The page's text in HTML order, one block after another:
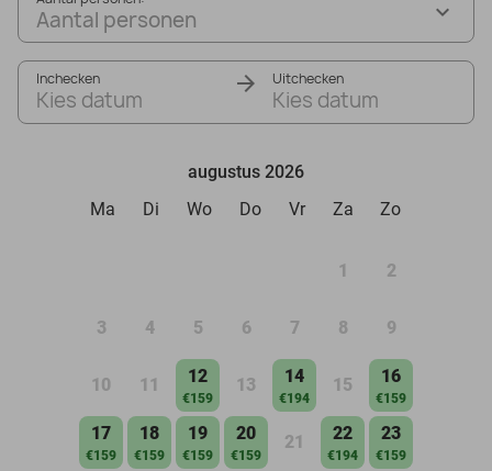
Aantal personen
Inchecken
Kies datum
Uitchecken
Kies datum
augustus 2026
Ma
Di Wo Do Vr Za Zo
1 2
3 4 5 6 7 8 9
10 11 12
€159
13 14
€194
15 16
€159
17
€159
18
€159
19
€159
20
€159
21 22
€194
23
€159